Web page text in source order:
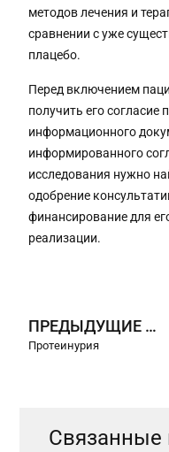
методов лечения и
сравнении с уже
плацебо.
Перед включением
получить его согласие
информационного
информированного
исследования нужно
одобрение
финансирование для
реализации.
ПРЕДЫДУЩИЕ ПРИЛОЖЕНИЯ
Протеинурия
Связанные